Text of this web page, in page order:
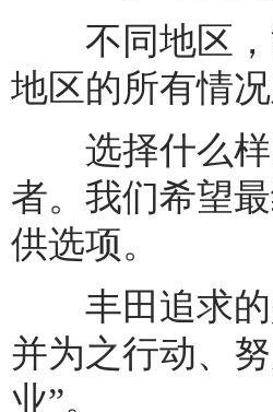
不同地区，
地区的所有情
选择什么样
者。我们希望
供选项。
丰田追求的
并为之行动、
业”。